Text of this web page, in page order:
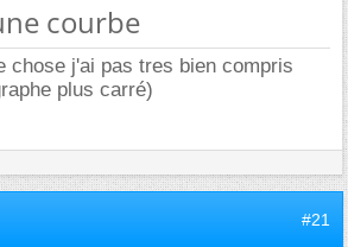
courbe
chose j'ai pas tres bien compris
plus carré)
#21